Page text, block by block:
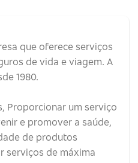
que oferece serviços
de vida e viagem. A
1980.
Proporcionar um serviço
e promover a saúde,
de produtos
serviços de máxima